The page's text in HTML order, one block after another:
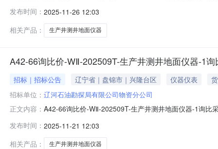
选人标段/包名称投标人排名质量工期资格能力条件备注
发布时间： 2025-11-26 12:03
相关产品：
生产井测井地面仪器
A42-66询比价-WⅡ-202509T-生产井测井地面仪器-1
招标｜招标公告 辽宁省｜盘锦市｜兴隆台区 仪器仪表
招标单位： 辽河石油勘探局有限公司物资分公司
正文内容： A42-66询比价-WⅡ-202509T-生产井测井地面仪器-1询比
器-11.0.3.20251121公告(邀.pdf物资明细附件.xls
发布时间： 2025-11-21 12:03
相关产品：
生产井测井地面仪器